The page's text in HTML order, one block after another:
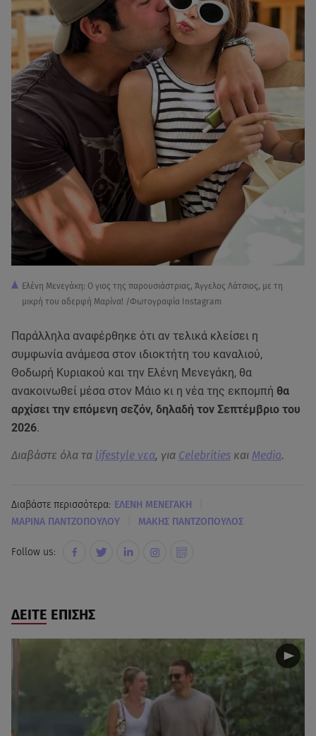
Ελένη Μενεγάκη: Ο γιος της παρουσιάστριας, Άγγελος Λάτσιος, με τη
μικρή του αδερφή Μαρίνα! /Φωτογραφία Instagram
Παράλληλα αναφέρθηκε ότι αν τελικά κλείσει η
συμφωνία ανάμεσα στον ιδιοκτήτη του καναλιού,
Θοδωρή Κυριακού και την Ελένη Μενεγάκη, θα
ανακοινωθεί μέσα στον Μάιο κι η νέα της εκπομπή θα
αρχίσει την επόμενη σεζόν, δηλαδή τον Σεπτέμβριο του
2026.
Διαβάστε όλα τα lifestyle νεα, για Celebrities και Media.
Διαβάστε περισσότερα: ΕΛΕΝΗ ΜΕΝΕΓΑΚΗ
ΜΑΡΙΝΑ ΠΑΝΤΖΟΠΟΥΛΟΥ ΜΑΚΗΣ ΠΑΝΤΖΟΠΟΥΛΟΣ
Follow us:
ΔΕΙΤΕ ΕΠΙΣΗΣ